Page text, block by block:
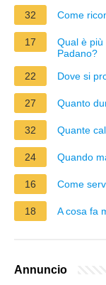
32 Come
17
Qual è più
Padano?
22
Dove si
27 Quanto
32 Quante
24 Quando
16 Come
18 A cosa fa
Annuncio